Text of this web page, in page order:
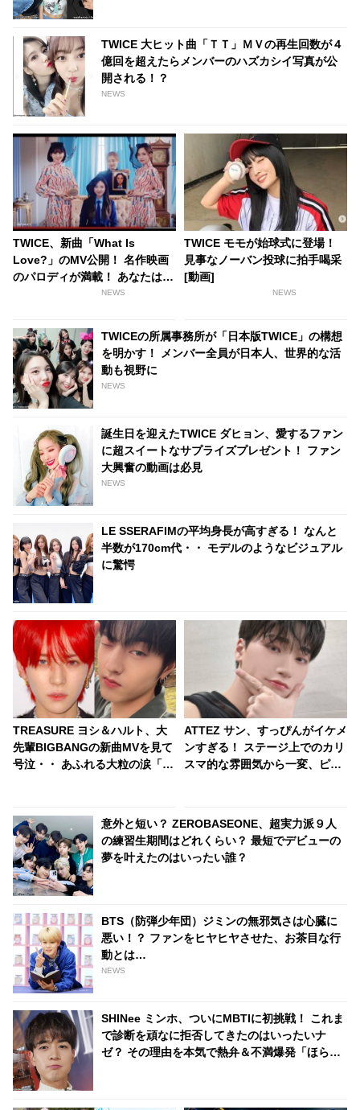
TWICE 大ヒット曲「ＴＴ」ＭＶの再生回数が４
億回を超えたらメンバーのハズカシイ写真が公
開される！？
NEWS
TWICE、新曲「What Is
Love?」のMV公開！ 名作映画
のパロディが満載！ あなたはい
くつわかる？[動画あり]
NEWS
TWICE モモが始球式に登場！
見事なノーバン投球に拍手喝采
[動画]
NEWS
TWICEの所属事務所が「日本版TWICE」の構想
を明かす！ メンバー全員が日本人、世界的な活
動も視野に
NEWS
誕生日を迎えたTWICE ダヒョン、愛するファン
に超スイートなサプライズプレゼント！ ファン
大興奮の動画は必見
NEWS
LE SSERAFIMの平均身長が高すぎる！ なんと
半数が170cm代・・ モデルのようなビジュアル
に驚愕
TREASURE ヨシ＆ハルト、大
先輩BIGBANGの新曲MVを見て
号泣・・ あふれる大粒の涙「僕
アーティストへの純粋な愛に感
動
ATTEZ サン、すっぴんがイケメ
ンすぎる！ ステージ上でのカリ
スマ的な雰囲気から一変、ピュ
意外と短い？ ZEROBASEONE、超実力派９人
の練習生期間はどれくらい？ 最短でデビューの
夢を叶えたのはいったい誰？
BTS（防弾少年団）ジミンの無邪気さは心臓に
悪い！？ ファンをヒヤヒヤさせた、お茶目な行
動とは…
NEWS
SHINee ミンホ、ついにMBTIに初挑戦！ これま
で診断を頑なに拒否してきたのはいったいナ
ゼ？ その理由を本気で熱弁＆不満爆発「ほら見